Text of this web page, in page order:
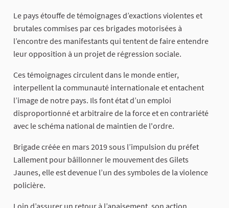
Le pays étouffe de témoignages d’exactions violentes et
brutales commises par ces brigades motorisées à
l’encontre des manifestants qui tentent de faire entendre
leur opposition à un projet de régression sociale.
Ces témoignages circulent dans le monde entier,
interpellent la communauté internationale et entachent
l’image de notre pays. Ils font état d’un emploi
disproportionné et arbitraire de la force et en contrariété
avec le schéma national de maintien de l'ordre.
Brigade créée en mars 2019 sous l’impulsion du préfet
Lallement pour bâillonner le mouvement des Gilets
Jaunes, elle est devenue l’un des symboles de la violence
policière.
Loin d’assurer un retour à l’apaisement, son action